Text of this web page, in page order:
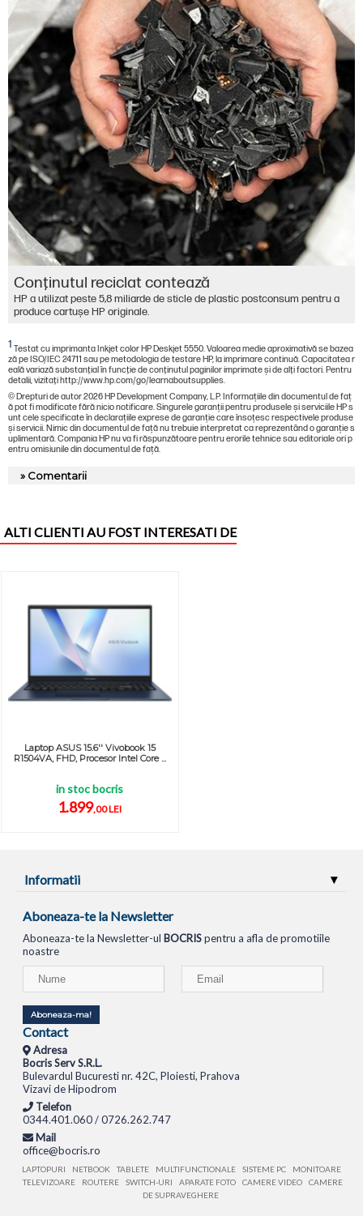
Conţinutul reciclat contează
HP a utilizat peste 5,8 miliarde de sticle de plastic postconsum pentru a
produce cartușe HP originale.
1 Testat cu imprimanta Inkjet color HP Deskjet 5550. Valoarea medie aproximativă se bazea
ză pe ISO/IEC 24711 sau pe metodologia de testare HP, la imprimare continuă. Capacitatea r
eală variază substanţial în funcţie de conţinutul paginilor imprimate şi de alţi factori. Pentru
detalii, vizitaţi http://www.hp.com/go/learnaboutsupplies.
© Drepturi de autor 2026 HP Development Company, L.P. Informațiile din documentul de faț
ă pot fi modificate fără nicio notificare. Singurele garanții pentru produsele și serviciile HP s
unt cele specificate în declarațiile exprese de garanție care însoțesc respectivele produse
și servicii. Nimic din documentul de față nu trebuie interpretat ca reprezentând o garanție s
uplimentară. Compania HP nu va fi răspunzătoare pentru erorile tehnice sau editoriale ori p
entru omisiunile din documentul de față.
» Comentarii
ALTI CLIENTI AU FOST INTERESATI DE
Laptop ASUS 15.6'' Vivobook 15
R1504VA, FHD, Procesor Intel Core ...
in stoc bocris
1.899,00 LEI
Informatii
Aboneaza-te la Newsletter
Aboneaza-te la Newsletter-ul BOCRISpentru a afla de promotiile
noastre
Aboneaza-ma!
Contact
Adresa
Bocris Serv S.R.L.
Bulevardul Bucuresti nr. 42C, Ploiesti, Prahova
Vizavi de Hipodrom
Telefon
0344.401.060 / 0726.262.747
Mail
office@bocris.ro
LAPTOPURI NETBOOK TABLETE MULTIFUNCTIONALE SISTEME PC
MONITOARE
TELEVIZOARE
ROUTERE SWITCH-URI APARATE FOTO CAMERE VIDEO
CAMERE
DE SUPRAVEGHERE